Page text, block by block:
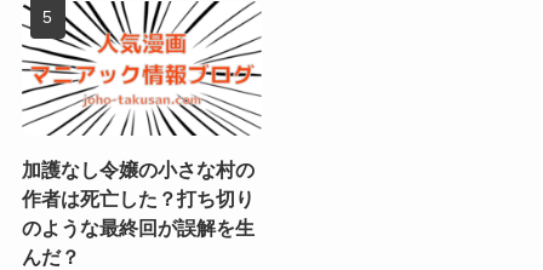
加護なし令嬢の小さな村の
作者は死亡した？打ち切り
のような最終回が誤解を生
んだ？